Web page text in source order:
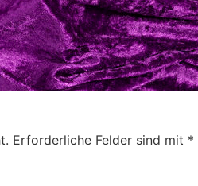
Erforderliche Felder sind mit *